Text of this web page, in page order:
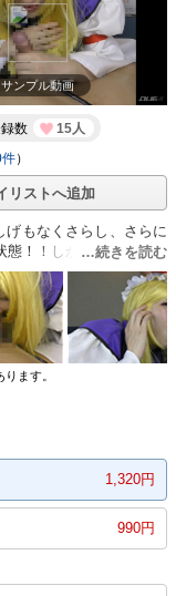
サンプル動画
数
15人
）
リストへ追加
もなくさらし、さらに
態！！しかし最終的にあ
！それは、とある暑い日
（約6分）横視点（約5
イプを使っての挿入シー
快射精（約8分）【4】
浣腸で絶叫！（約7分）
糞と合わせ味見！！そ
ます。
1,320円
990円